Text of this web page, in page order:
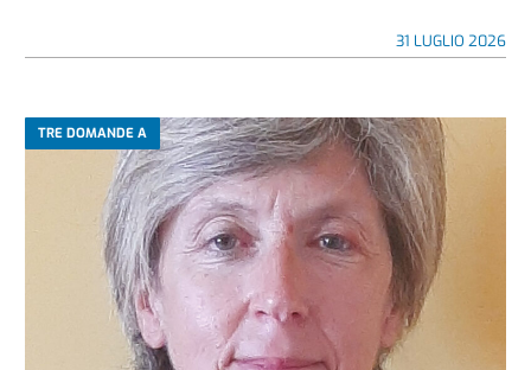
31 LUGLIO 2026
TRE DOMANDE A